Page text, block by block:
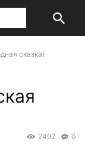
сказка)
0
2492